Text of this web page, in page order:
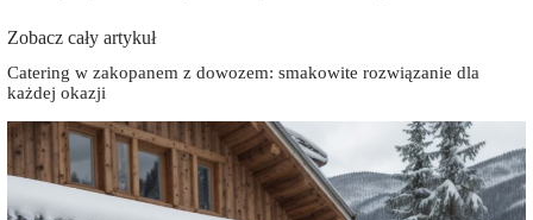
Zobacz cały artykuł
Catering w zakopanem z dowozem: smakowite rozwiązanie dla
każdej okazji